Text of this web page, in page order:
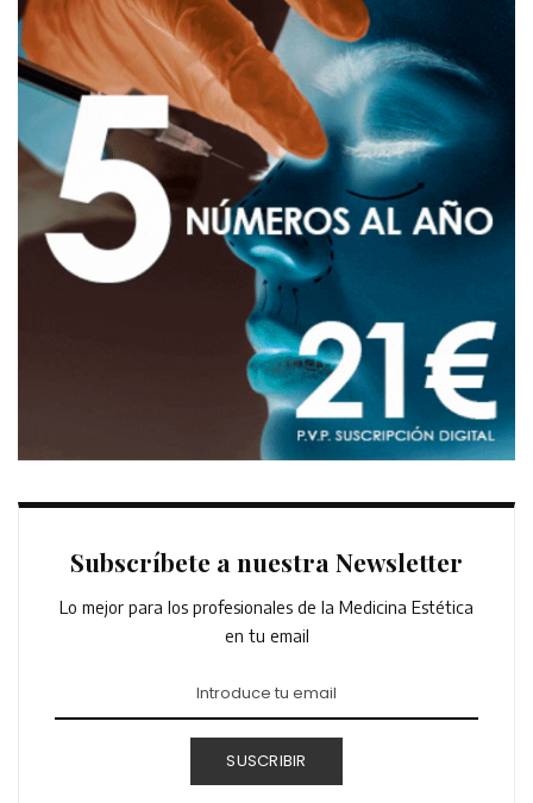
Subscríbete a nuestra Newsletter
Lo mejor para los profesionales de la Medicina Estética
en tu email
SUSCRIBIR